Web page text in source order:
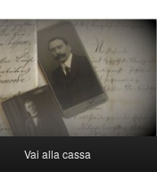
Vai alla cassa